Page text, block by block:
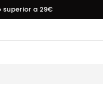
superior a 29€